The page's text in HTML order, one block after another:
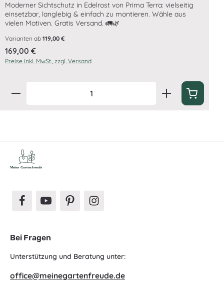
Moderner Sichtschutz in Edelrost von Prima Terra: vielseitig
einsetzbar, langlebig & einfach zu montieren. Wähle aus
vielen Motiven. Gratis Versand. 🚛🌿
Varianten ab 119,00 €
Regulärer Preis:
169,00 €
Preise inkl. MwSt., zzgl. Versand
Produkt Anzahl: Gib den gewünschten Wert ein
Bei Fragen
Unterstützung und Beratung unter:
office@meinegartenfreude.de